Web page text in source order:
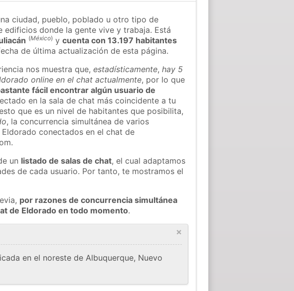
ciudad, pueblo, poblado u otro tipo de
edificios donde la gente vive y trabaja. Está
(México) ycuenta con 13.197 habitantes
de última actualización de esta página.
nos muestra que,estadísticamente,hay 5
online en el chat actualmente, por lo que
fácil encontrar algún usuario de
en la sala de chat más coincidente a tu
que es un nivel de habitantes que posibilita,
, la concurrencia simultánea de varios
conectados en el chat de
un listado de salas de chat, el cual adaptamos
de cada usuario. Por tanto, te mostramos el
por razones de concurrencia simultánea
de Eldorado en todo momento.
×
en el noreste de Albuquerque, Nuevo